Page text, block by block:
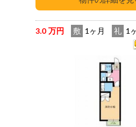
3.0 万円 敷 1ヶ月 礼 1